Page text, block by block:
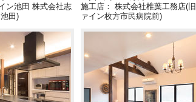
ン池田 株式会社志
田)
施工店： 株式会社椎葉工務店(
ァイン枚方市民病院前)